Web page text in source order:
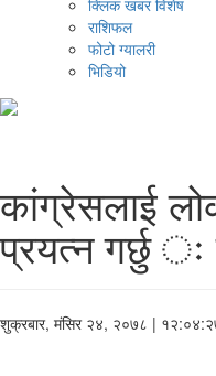
क्लिक खबर विशेष
राशिफल
फोटो ग्यालरी
भिडियो
कांग्रेसलाई
प्रयत्न गर्छु ः
शुक्रबार, मंसिर २४, २०७८ |